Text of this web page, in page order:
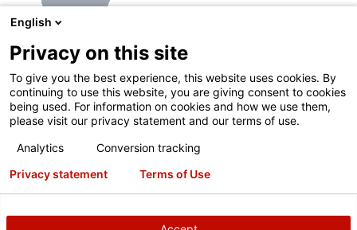
Ihr lokaler Hunter-
Vertriebsmitarbeiter
English
Privacy on this site
To give you the best experience, this website uses cookies. By
continuing to use this website, you are giving consent to cookies
being used. For information on cookies and how we use them,
please visit our privacy statement and our terms of use.
Analytics
Conversion tracking
Privacy statement Terms of Use